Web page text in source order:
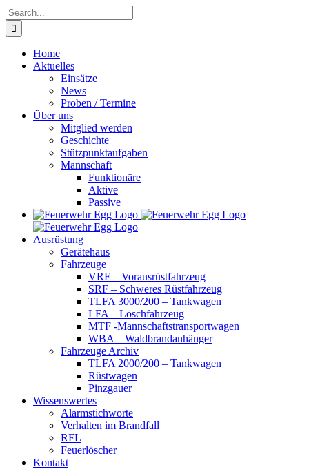
Skip
to
content
Search
for:
Home
Aktuelles
Einsätze
News
Proben / Termine
Über uns
Mitglied werden
Geschichte
Stützpunktaufgaben
Mannschaft
Funktionäre
Aktive
Passive
Ausrüstung
Gerätehaus
Fahrzeuge
VRF – Vorausrüstfahrzeug
SRF – Schweres Rüstfahrzeug
TLFA 3000/200 – Tankwagen
LFA – Löschfahrzeug
MTF -Mannschaftstransportwagen
WBA – Waldbrandanhänger
Fahrzeuge Archiv
TLFA 2000/200 – Tankwagen
Rüstwagen
Pinzgauer
Wissenswertes
Alarmstichworte
Verhalten im Brandfall
RFL
Feuerlöscher
Kontakt